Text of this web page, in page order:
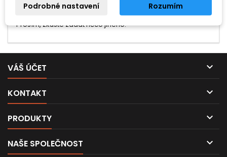
Hledaný výraz nebyl nenalezen.
Prosím, zkuste zadat něco jiného.
VÁŠ ÚČET 
KONTAKT 
PRODUKTY 
NAŠE SPOLEČNOST 
Podrobné nastavení Rozumím